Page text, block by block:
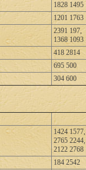
1828 1495
1201 1763
2391 197,
1368 1093
418 2814
695 500
304 600
1424 1577,
2765 2244,
2122 2768
184 2542